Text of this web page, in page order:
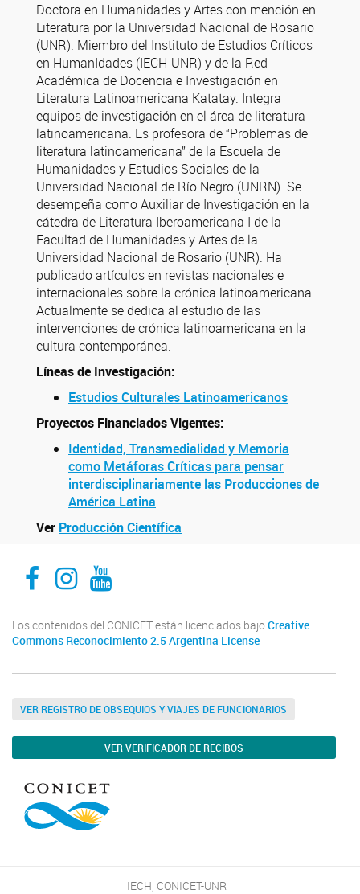
Doctora en Humanidades y Artes con mención en
Literatura por la Universidad Nacional de Rosario
(UNR). Miembro del Instituto de Estudios Críticos
en HumanIdades (IECH-UNR) y de la Red
Académica de Docencia e Investigación en
Literatura Latinoamericana Katatay. Integra
equipos de investigación en el área de literatura
latinoamericana. Es profesora de “Problemas de
literatura latinoamericana” de la Escuela de
Humanidades y Estudios Sociales de la
Universidad Nacional de Río Negro (UNRN). Se
desempeña como Auxiliar de Investigación en la
cátedra de Literatura Iberoamericana I de la
Facultad de Humanidades y Artes de la
Universidad Nacional de Rosario (UNR). Ha
publicado artículos en revistas nacionales e
internacionales sobre la crónica latinoamericana.
Actualmente se dedica al estudio de las
intervenciones de crónica latinoamericana en la
cultura contemporánea.
Líneas de Investigación:
Estudios Culturales Latinoamericanos
Proyectos Financiados Vigentes:
Identidad, Transmedialidad y Memoria
como Metáforas Críticas para pensar
interdisciplinariamente las Producciones de
América Latina
Ver Producción Científica
Facebook
Instagram
Youtube
Los contenidos del CONICET están licenciados bajo Creative
Commons Reconocimiento 2.5 Argentina License
VER REGISTRO DE OBSEQUIOS Y VIAJES DE FUNCIONARIOS
VER VERIFICADOR DE RECIBOS
IECH, CONICET-UNR